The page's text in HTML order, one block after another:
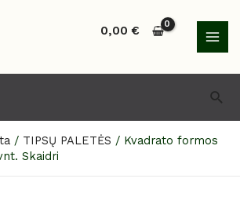
0,00€
/ TIPSŲ PALETĖS / Kvadrato formos
Skaidri